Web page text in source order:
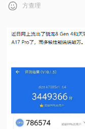
快
讯
方查理